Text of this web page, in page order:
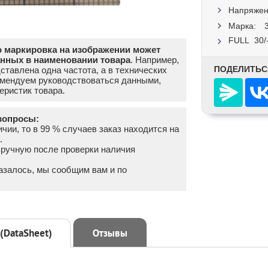
на изображении может
в наименовании товара. Например,
одна частота, а в технических
руководствоваться данными,
товара.
то в 99 % случаев заказ находится на
после проверки наличия
мы сообщим вам и по
Марка:
FULL
Отзывы